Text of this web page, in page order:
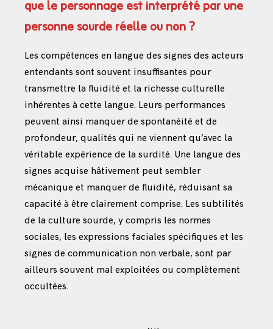
que le personnage est interprété par une
personne sourde réelle ou non ?
Les compétences en langue des signes des acteurs
entendants sont souvent insuffisantes pour
transmettre la fluidité et la richesse culturelle
inhérentes à cette langue. Leurs performances
peuvent ainsi manquer de spontanéité et de
profondeur, qualités qui ne viennent qu’avec la
véritable expérience de la surdité. Une langue des
signes acquise hâtivement peut sembler
mécanique et manquer de fluidité, réduisant sa
capacité à être clairement comprise. Les subtilités
de la culture sourde, y compris les normes
sociales, les expressions faciales spécifiques et les
signes de communication non verbale, sont par
ailleurs souvent mal exploitées ou complètement
occultées.